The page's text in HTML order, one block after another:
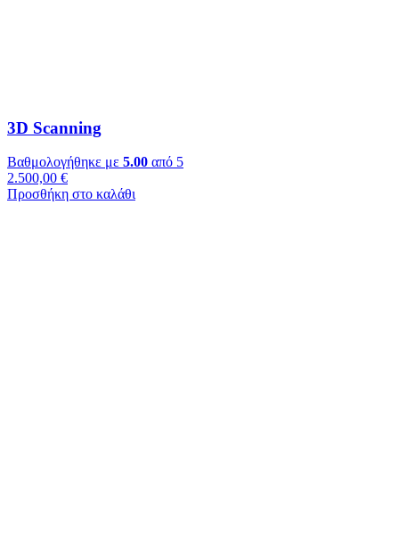
3D Scanning
Βαθμολογήθηκε με 5.00 από 5
2.500,00 €
Προσθήκη στο καλάθι